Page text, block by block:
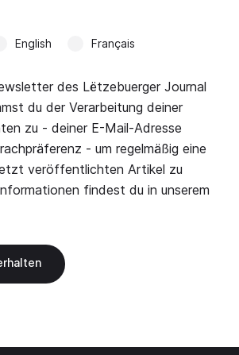
English Français
des Lëtzebuerger Journal
du der Verarbeitung deiner
zu - deiner E-Mail-Adresse
- um regelmäßig eine
veröffentlichten Artikel zu
findest du in unserem